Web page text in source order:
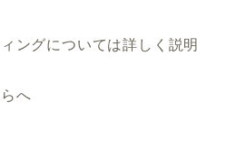
ングについては詳しく説明
へ